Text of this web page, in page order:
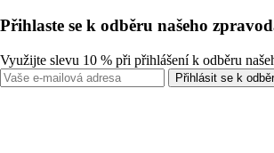
Přihlaste se k odběru našeho
Využijte slevu 10 % při přihlášení k odběru
Přihlásit se k